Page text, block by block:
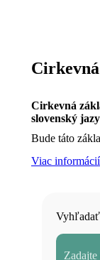
Cirkevná
slovenský
Bude táto
Viac informácií
Vyhľadať